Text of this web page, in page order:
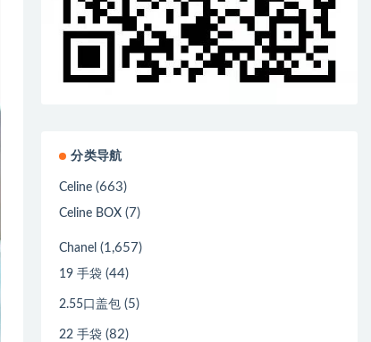
分类导航
Celine (663)
Celine BOX (7)
Chanel (1,657)
19 手袋 (44)
2.55口盖包 (5)
22 手袋 (82)